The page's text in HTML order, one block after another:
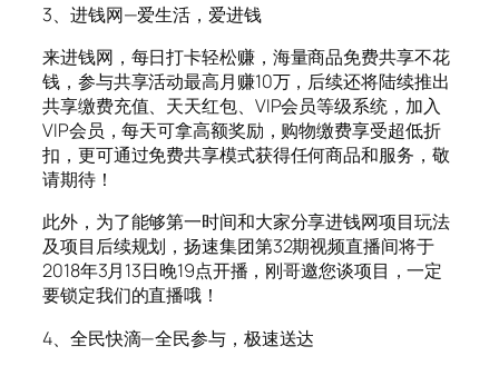
3、进钱网—爱生活，爱进钱
来进钱网，每日打卡轻松赚，海量商品免费共享不花
钱，参与共享活动最高月赚10万，后续还将陆续推出
共享缴费充值、天天红包、VIP会员等级系统，加入
VIP会员，每天可拿高额奖励，购物缴费享受超低折
扣，更可通过免费共享模式获得任何商品和服务，敬
请期待！
此外，为了能够第一时间和大家分享进钱网项目玩法
及项目后续规划，扬速集团第32期视频直播间将于
2018年3月13日晚19点开播，刚哥邀您谈项目，一定
要锁定我们的直播哦！
4、全民快滴—全民参与，极速送达